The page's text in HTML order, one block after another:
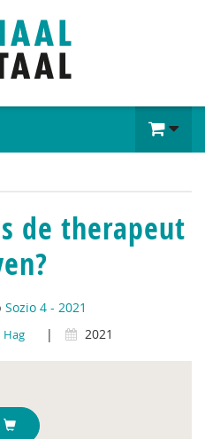
de therapeut
Sozio 4 - 2021
Hag | 2021